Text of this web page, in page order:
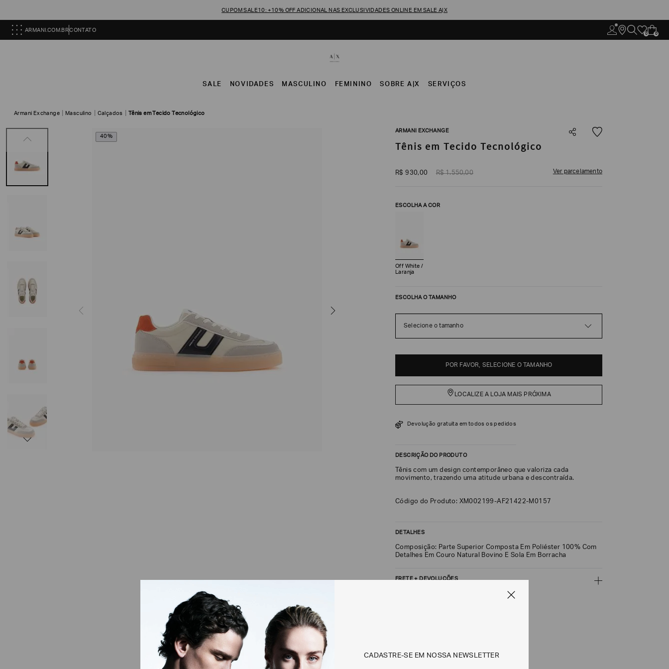
CUPOM SALE10: +10% OFF ADICIONAL NAS EXCLUSIVIDADES ONLINE EM SALE A|X
ARMANI.COM.BRCONTATO
0 0
SALE NOVIDADES MASCULINO FEMININO SOBRE A|X SERVIÇOS
Armani Exchange Masculino Calçados Tênis em Tecido Tecnológico
40%
ARMANI EXCHANGE
Tênis em Tecido Tecnológico
R$ 930,00 R$ 1.550,00 Ver parcelamento
ESCOLHA A COR
Off White /
Laranja
ESCOLHA O TAMANHO
Selecione o tamanho
POR FAVOR, SELECIONE O TAMANHO
LOCALIZE A LOJA MAIS PRÓXIMA
Devolução gratuita em todos os pedidos
DESCRIÇÃO DO PRODUTO
Tênis com um design contemporâneo que valoriza cada
movimento, trazendo uma atitude urbana e descontraída.
Código do Produto: XM002199-AF21422-M0157
DETALHES
Composição: Parte Superior Composta Em Poliéster 100% Com
Detalhes Em Couro Natural Bovino E Sola Em Borracha
FRETE + DEVOLUÇÕES
Os preços, prazos e tipos de entrega são válidos apenas para este produto
CADASTRE-SE EM NOSSA NEWSLETTER